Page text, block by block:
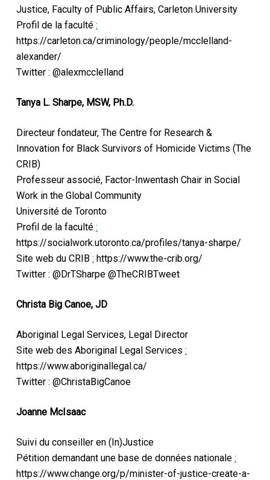
Justice, Faculty of Public Affairs, Carleton University
Profil de la faculté :
https://carleton.ca/criminology/people/mcclelland-
alexander/
Twitter : @alexmcclelland
Tanya L. Sharpe, MSW, Ph.D.
Directeur fondateur, The Centre for Research &
Innovation for Black Survivors of Homicide Victims (The
CRIB)
Professeur associé, Factor-Inwentash Chair in Social
Work in the Global Community
Université de Toronto
Profil de la faculté :
https://socialwork.utoronto.ca/profiles/tanya-sharpe/
Site web du CRIB : https://www.the-crib.org/
Twitter : @DrTSharpe @TheCRIBTweet
Christa Big Canoe, JD
Aboriginal Legal Services, Legal Director
Site web des Aboriginal Legal Services :
https://www.aboriginallegal.ca/
Twitter : @ChristaBigCanoe
Joanne McIsaac
Suivi du conseiller en (In)Justice
Pétition demandant une base de données nationale :
https://www.change.org/p/minister-of-justice-create-a-